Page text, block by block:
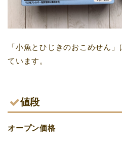
「小魚とひじきのおこめせん
ています。
値段
オープン価格